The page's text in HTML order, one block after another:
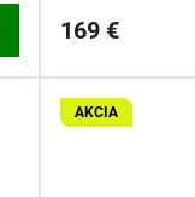
169 €
AKCIA